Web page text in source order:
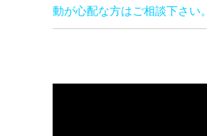
動が心配な方はご相談下さい。